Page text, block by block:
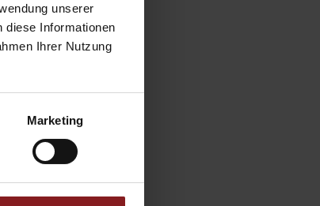
unserer
diese Informationen
Ihrer Nutzung
Marketing